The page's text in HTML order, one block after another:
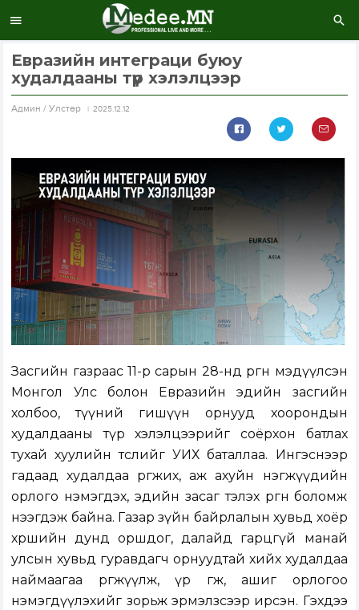
Евразийн интеграци буюу
худалдааны түр хэлэлцээр
Aдмин / Улстөр 2025.12.12
Засгийн газраас 11-р сарын 28-нд өргөн мэдүүлсэн
Монгол Улс болон Евразийн эдийн засгийн
холбоо, түүний гишүүн орнууд хоорондын
худалдааны түр хэлэлцээрийг соёрхон батлах
тухай хуулийн төслийг УИХ баталлаа. Ингэснээр
гадаад худалдаа өргөжих, аж ахуйн нэгжүүдийн
орлого нэмэгдэх, эдийн засаг тэлэх өргөн боломж
нээгдэж байна. Газар зүйн байрлалын хувьд хоёр
хөршийн дунд оршдог, далайд гарцгүй манай
улсын хувьд гуравдагч орнуудтай хийх худалдаа
наймаагаа өргөжүүлж, үр өгөөж, ашиг орлогоо
нэмэгдүүлэхийг зорьж эрмэлзсээр ирсэн. Гэхдээ